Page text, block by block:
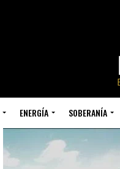
ENERGÍA SOBERANÍA